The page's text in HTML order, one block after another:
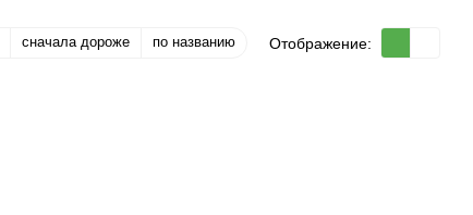
сначала дороже по названию Отображение: